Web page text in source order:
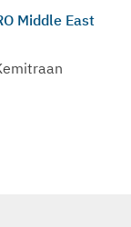
Middle East